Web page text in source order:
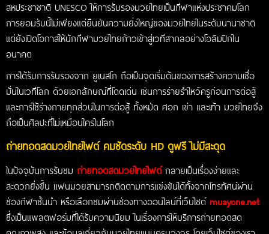
สหประชาชาติ UNESCO ให้การรับรองมวยไทยเป็นกีฬาแห่งประชาคมโลก
การยอมรับนี้ไม่เพียงแต่ยืนยันความยิ่งใหญ่ของมวยไทยในระดับนานาชาติ
แต่ยังเปิดโอกาสให้นักกีฬามวยไทยก้าวเข้าสู่เวทีสากลอย่างโอลิมปิกใน
อนาคต
การได้รับการรับรองจาก ยูเนสโก ถือเป็นจุดเริ่มต้นของการสร้างความเชื่อ
มั่นในเวทีโลก ด้วยเอกลักษณ์ที่โดดเด่น เช่นการร่ายรำไหว้ครูก่อนการต่อสู้
และการใช้ร่างกายทุกส่วนในการต่อสู้ ทั้งหมัด ศอก เข่า และเท้า มวยไทยจึง
ถือเป็นศิลปะที่ไม่เหมือนใครในโลก
ถ่ายทอดสดมวยไทยไฟต์ คมชัดระดับ HD ดูฟรี ไม่มีสะดุด
ในปัจจุบันการรับชม ถ่ายทอดสดมวยไทยไฟต์กลายเป็นเรื่องง่ายและ
สะดวกยิ่งขึ้น แฟนมวยสามารถติดตามการแข่งขันได้ทั้งจากโทรทัศน์ผ่าน
ช่องกีฬาชั้นนำ หรือเลือกชมผ่านช่องทางออนไลน์ที่เว็บไซต์ muayone.net
ซึ่งเป็นแพลตฟอร์มที่ได้รับความนิยม ในเรื่องการให้บริการถ่ายทอดสด